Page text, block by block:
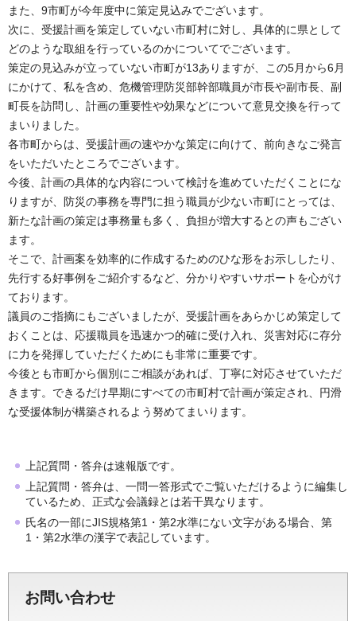
また、9市町が今年度中に策定見込みでございます。
次に、受援計画を策定していない市町村に対し、具体的に県として
どのような取組を行っているのかについてでございます。
策定の見込みが立っていない市町が13ありますが、この5月から6月
にかけて、私を含め、危機管理防災部幹部職員が市長や副市長、副
町長を訪問し、計画の重要性や効果などについて意見交換を行って
まいりました。
各市町からは、受援計画の速やかな策定に向けて、前向きなご発言
をいただいたところでございます。
今後、計画の具体的な内容について検討を進めていただくことにな
りますが、防災の事務を専門に担う職員が少ない市町にとっては、
新たな計画の策定は事務量も多く、負担が増大するとの声もござい
ます。
そこで、計画案を効率的に作成するためのひな形をお示ししたり、
先行する好事例をご紹介するなど、分かりやすいサポートを心がけ
ております。
議員のご指摘にもございましたが、受援計画をあらかじめ策定して
おくことは、応援職員を迅速かつ的確に受け入れ、災害対応に存分
に力を発揮していただくためにも非常に重要です。
今後とも市町から個別にご相談があれば、丁寧に対応させていただ
きます。できるだけ早期にすべての市町村で計画が策定され、円滑
な受援体制が構築されるよう努めてまいります。
上記質問・答弁は速報版です。
上記質問・答弁は、一問一答形式でご覧いただけるように編集し
ているため、正式な会議録とは若干異なります。
氏名の一部にJIS規格第1・第2水準にない文字がある場合、第
1・第2水準の漢字で表記しています。
お問い合わせ